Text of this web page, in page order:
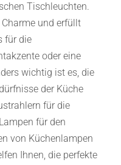
Tischleuchten.
und erfüllt
für die
oder eine
wichtig ist es, die
der Küche
für die
für den
von Küchenlampen
Ihnen, die perfekte